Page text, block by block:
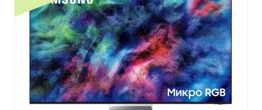
Для спальни (94)
Частота обновления кадров
120 Гц
(40)
144 Гц